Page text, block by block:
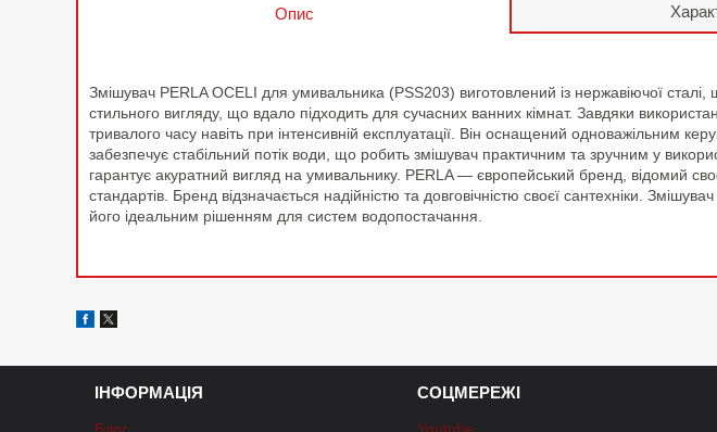
Опис
Змішувач PERLA OCELI для умивальника (PSS203) виготовлений із нержавіючої сталі,
стильного вигляду, що вдало підходить для сучасних ванних кімнат. Завдяки
тривалого часу навіть при інтенсивній експлуатації. Він оснащений одноважільним
забезпечує стабільний потік води, що робить змішувач практичним та зручним у
гарантує акуратний вигляд на умивальнику. PERLA — європейський бренд, відомий
стандартів. Бренд відзначається надійністю та довговічністю своєї сантехніки.
його ідеальним рішенням для систем водопостачання.
ІНФОРМАЦІЯ СОЦМЕРЕЖІ